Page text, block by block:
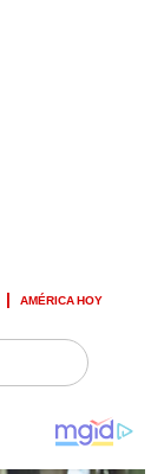
AMÉRICA HOY